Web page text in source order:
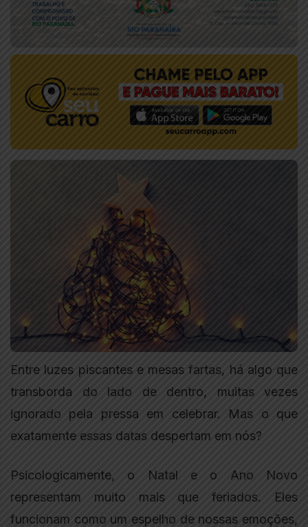
Entre luzes piscantes e mesas fartas, há algo que
transborda do lado de dentro, muitas vezes
ignorado pela pressa em celebrar. Mas o que
exatamente essas datas despertam em nós?
Psicologicamente, o Natal e o Ano Novo
representam muito mais que feriados. Eles
funcionam como um espelho de nossas emoções,